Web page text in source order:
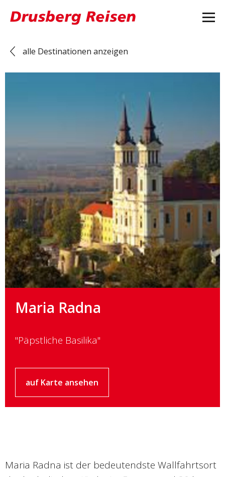
alle Destinationen anzeigen
Maria Radna
"Päpstliche Basilika"
auf Karte ansehen
Maria Radna ist der bedeutendste Wallfahrtsort